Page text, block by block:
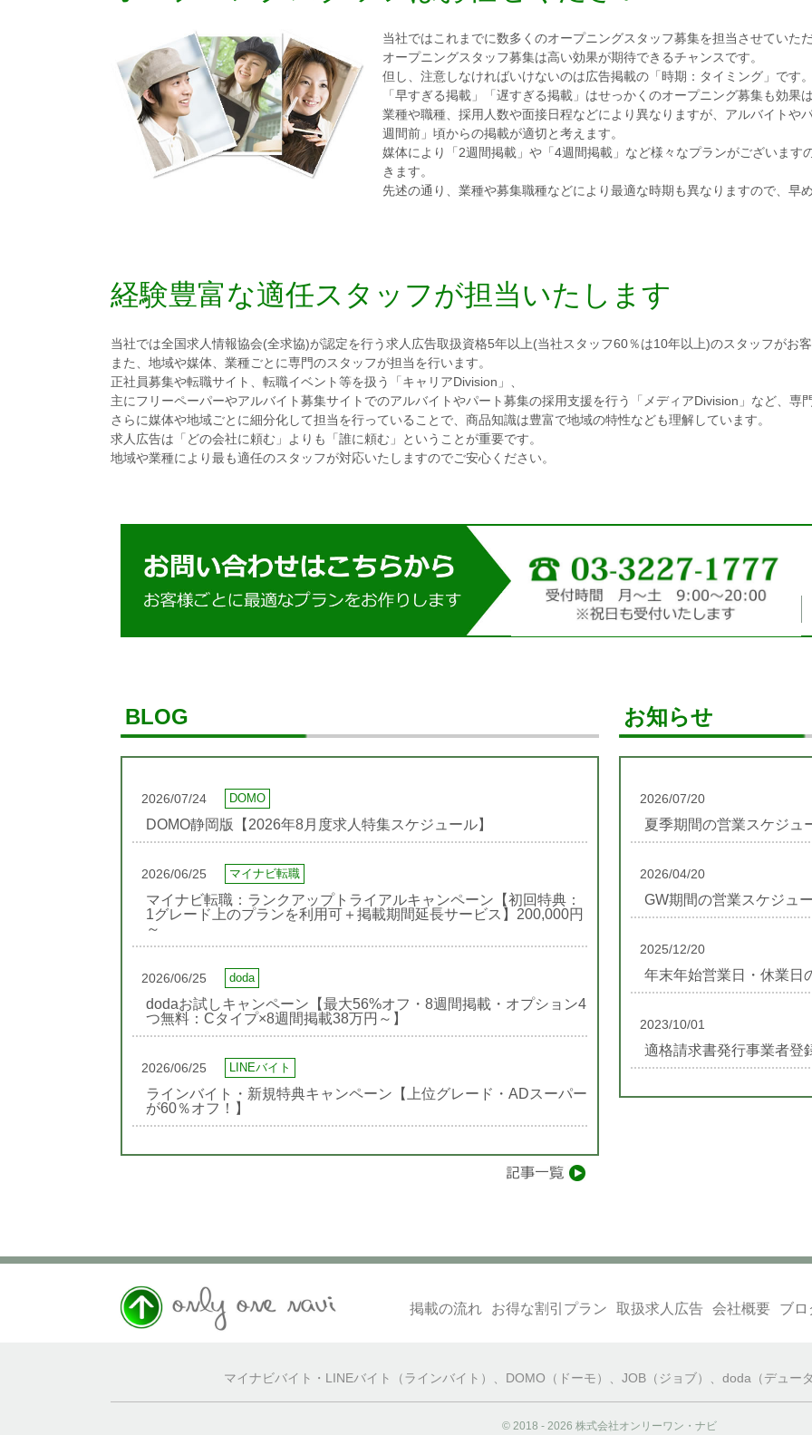
当社ではこれまでに数多くのオープニングスタッフ募集を担当させていた
オープニングスタッフ募集は高い効果が期待できるチャンスです。
但し、注意しなければいけないのは広告掲載の「時期：タイミング」です
「早すぎる掲載」「遅すぎる掲載」はせっかくのオープニング募集も効果
業種や職種、採用人数や面接日程などにより異なりますが、アルバイトや
週間前」頃からの掲載が適切と考えます。
媒体により「2週間掲載」や「4週間掲載」など様々なプランがございま
きます。
先述の通り、業種や募集職種などにより最適な時期も異なりますので、早
経験豊富な適任スタッフが担当いたします
当社では全国求人情報協会(全求協)が認定を行う求人広告取扱資格5年以上(当社スタッフ60％は10年以上)のスタッフがお
また、地域や媒体、業種ごとに専門のスタッフが担当を行います。
正社員募集や転職サイト、転職イベント等を扱う「キャリアDivision」、
主にフリーペーパーやアルバイト募集サイトでのアルバイトやパート募集の採用支援を行う「メディアDivision」など、専
さらに媒体や地域ごとに細分化して担当を行っていることで、商品知識は豊富で地域の特性なども理解しています。
求人広告は「どの会社に頼む」よりも「誰に頼む」ということが重要です。
地域や業種により最も適任のスタッフが対応いたしますのでご安心ください。
BLOG
2026/07/24 DOMO
DOMO静岡版【2026年8月度求人特集スケジュール】
2026/06/25 マイナビ転職
マイナビ転職：ランクアップトライアルキャンペーン【初回特典：
1グレード上のプランを利用可＋掲載期間延長サービス】200,000円
～
2026/06/25 doda
dodaお試しキャンペーン【最大56%オフ・8週間掲載・オプション4
つ無料：Cタイプ×8週間掲載38万円～】
2026/06/25 LINEバイト
ラインバイト・新規特典キャンペーン【上位グレード・ADスーパー
が60％オフ！】
お知らせ
2026/07/20
夏季期間の営業スケジュ
2026/04/20
GW期間の営業スケジュ
2025/12/20
年末年始営業日・休業日
2023/10/01
適格請求書発行事業者登
掲載の流れ お得な割引プラン 取扱求人広告 会社概要 ブロ
マイナビバイト・LINEバイト（ラインバイト） DOMO（ドーモ） JOB（ジョブ） doda（デュー
© 2018 - 2026 株式会社オンリーワン・ナビ